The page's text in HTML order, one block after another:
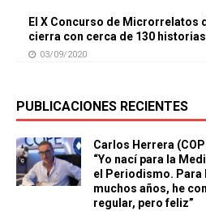
El X Concurso de Microrrelatos
cierra con cerca de 130 historias
03/09/2020
PUBLICACIONES RECIENTES
Carlos Herrera
“Yo nací para la
el Periodismo. Para
muchos años, he
regular, pero feliz”